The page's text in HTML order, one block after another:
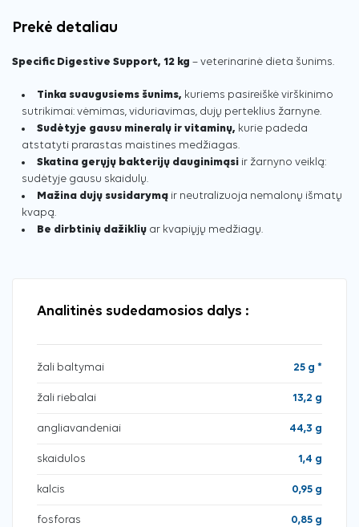
Prekė detaliau
Specific Digestive Support, 12 kg – veterinarinė dieta šunims.
Tinka suaugusiems šunims, kuriems pasireiškė virškinimo
sutrikimai: vėmimas, viduriavimas, dujų perteklius žarnyne.
Sudėtyje gausu mineralų ir vitaminų, kurie padeda
atstatyti prarastas maistines medžiagas.
Skatina gerųjų bakterijų dauginimąsi ir žarnyno veiklą:
sudėtyje gausu skaidulų.
Mažina dujų susidarymą ir neutralizuoja nemalonų išmatų
kvapą.
Be dirbtinių dažiklių ar kvapiųjų medžiagų.
Analitinės sudedamosios dalys :
žali baltymai 25 g *
žali riebalai 13,2 g
angliavandeniai 44,3 g
skaidulos 1,4 g
kalcis 0,95 g
fosforas 0,85 g